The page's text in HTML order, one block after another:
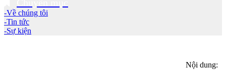
-Về chúng tôi
-Tin tức
-Sự kiện
Nội dung: